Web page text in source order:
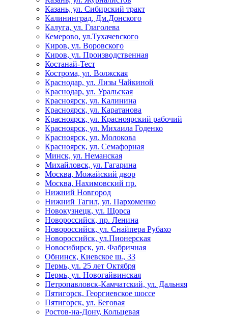
Казань, ул. Сибирский тракт
Калининград, Дм.Донского
Калуга, ул. Глаголева
Кемерово, ул.Тухачевского
Киров, ул. Воровского
Киров, ул. Производственная
Костанай-Тест
Кострома, ул. Волжская
Краснодар, ул. Лизы Чайкиной
Краснодар, ул. Уральская
Красноярск, ул. Калинина
Красноярск, ул. Каратанова
Красноярск, ул. Красноярский рабочий
Красноярск, ул. Михаила Годенко
Красноярск, ул. Молокова
Красноярск, ул. Семафорная
Минск, ул. Неманская
Михайловск, ул. Гагарина
Москва, Можайский двор
Москва, Нахимовский пр.
Нижний Новгород
Нижний Тагил, ул. Пархоменко
Новокузнецк, ул. Щорса
Новороссийск, пр. Ленина
Новороссийск, ул. Снайпера Рубахо
Новороссийск, ул.Пионерская
Новосибирск, ул. Фабричная
Обнинск, Киевское ш., 33
Пермь, ул. 25 лет Октября
Пермь, ул. Новогайвинская
Петропавловск-Камчатский, ул. Дальняя
Пятигорск, Георгиевское шоссе
Пятигорск, ул. Беговая
Ростов-на-Дону, Кольцевая